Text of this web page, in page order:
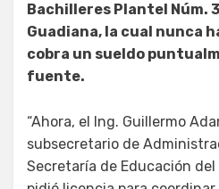
Bachilleres Plantel Núm.
Guadiana, la cual nunca
cobra un sueldo
fuente.
“Ahora, el Ing. Guillermo
subsecretario de
Secretaría de Educación